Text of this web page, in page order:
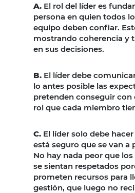
A. El rol del líder es
persona en quien todos
equipo deben confiar.
mostrando coherencia y
en sus decisiones.
B. El líder debe
lo antes posible las
pretenden conseguir con
rol que cada miembro
C. El líder solo debe
está seguro que se van a
No hay nada peor que
se sientan respetados
prometen recursos para
gestión, que luego no